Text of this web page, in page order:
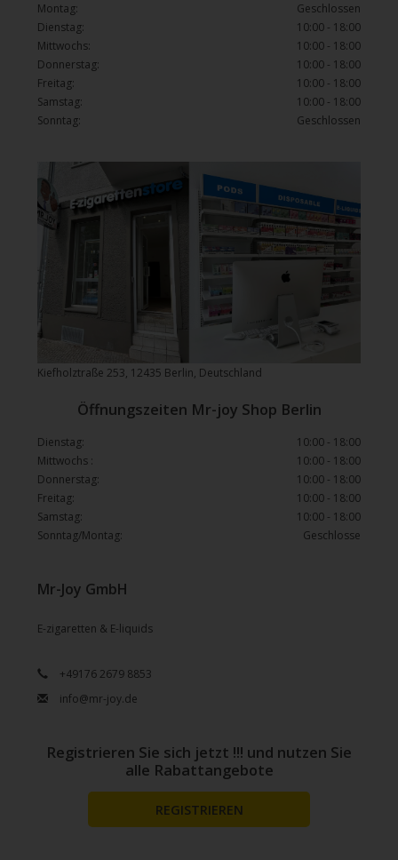
Mr-Joy GmbH
E-zigaretten & E-liquids
+49176 2679 8853
info@mr-joy.de
Kiefholztraße 253, 12435 Berlin, Deutschland
Montag:
Geschlossen
Dienstag:
10:00 - 18:00
Mittwochs:
10:00 - 18:00
Donnerstag:
10:00 - 18:00
Freitag:
10:00 - 18:00
Samstag:
10:00 - 18:00
Sonntag:
Geschlossen
Öffnungszeiten Mr-joy Shop Berlin
Dienstag:
10:00 - 18:00
Mittwochs :
10:00 - 18:00
Donnerstag:
10:00 - 18:00
Freitag:
10:00 - 18:00
Samstag:
10:00 - 18:00
Sonntag/Montag:
Geschlosse
Registrieren Sie sich jetzt !!! und nutzen Sie
alle Rabattangebote
REGISTRIEREN